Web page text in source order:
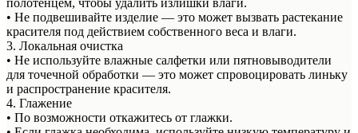
полотенцем, чтобы удалить излишки влаги.
• Не подвешивайте изделие — это может вызвать растекание
красителя под действием собственного веса и влаги.
3. Локальная очистка
• Не используйте влажные салфетки или пятновыводители
для точечной обработки — это может спровоцировать линьку
и распространение красителя.
4. Глажение
• По возможности откажитесь от глажки.